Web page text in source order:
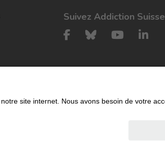
Suivez Addiction Suisse